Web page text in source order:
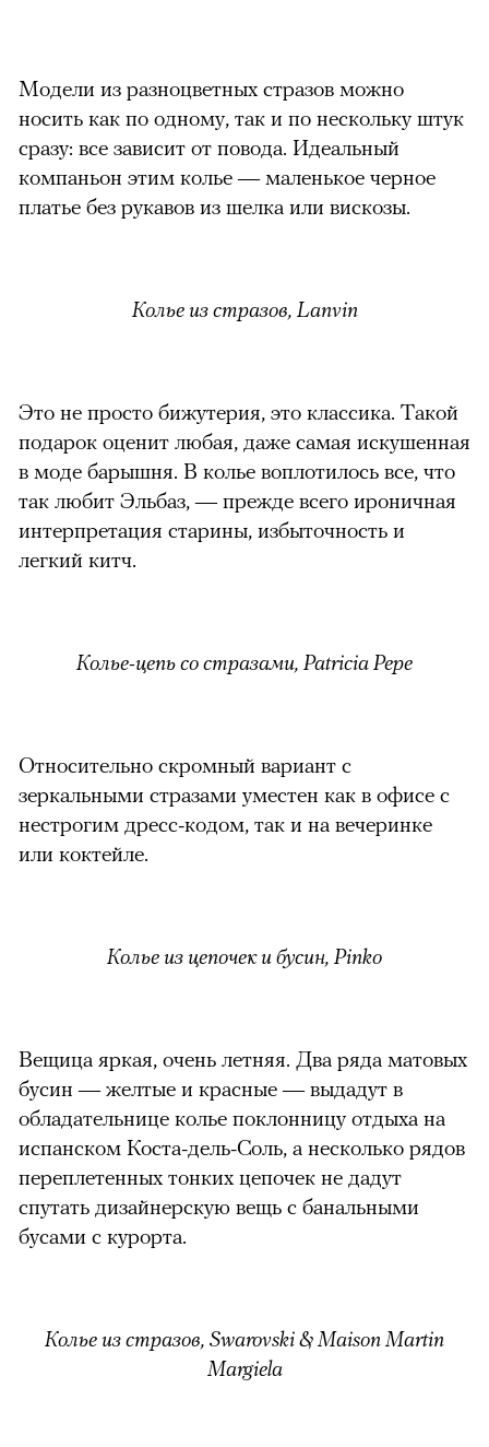
Модели из разноцветных стразов можно
носить как по одному, так и по нескольку штук
сразу: все зависит от повода. Идеальный
компаньон этим колье — маленькое черное
платье без рукавов из шелка или вискозы.
Колье из стразов, Lanvin
Это не просто бижутерия, это классика. Такой
подарок оценит любая, даже самая искушенная
в моде барышня. В колье воплотилось все, что
так любит Эльбаз, — прежде всего ироничная
интерпретация старины, избыточность и
легкий китч.
Колье-цепь со стразами, Patricia Pepe
Относительно скромный вариант с
зеркальными стразами уместен как в офисе с
нестрогим дресс-кодом, так и на вечеринке
или коктейле.
Колье из цепочек и бусин, Pinko
Вещица яркая, очень летняя. Два ряда матовых
бусин — желтые и красные — выдадут в
обладательнице колье поклонницу отдыха на
испанском Коста-дель-Соль, а несколько рядов
переплетенных тонких цепочек не дадут
спутать дизайнерскую вещь с банальными
бусами с курорта.
Колье из стразов, Swarovski & Maison Martin
Margiela